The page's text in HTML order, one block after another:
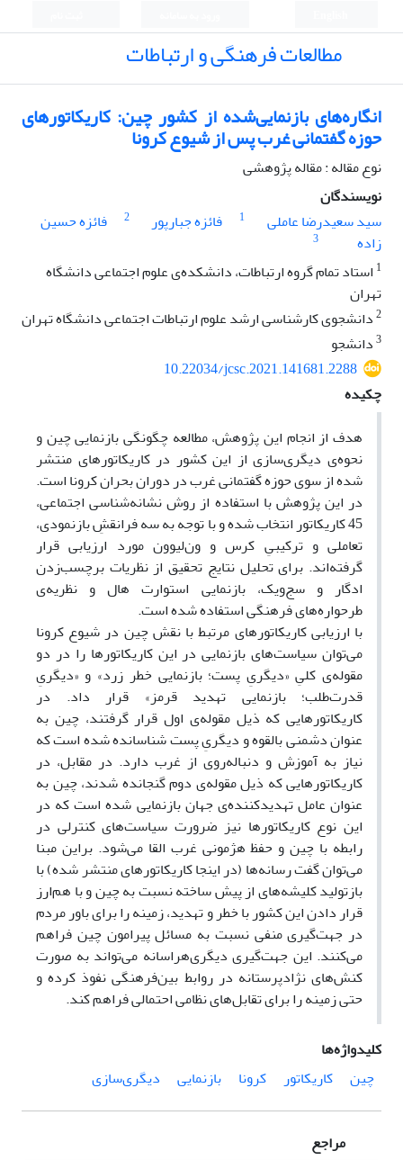
مطالعات فرهنگی و ارتباطات
انگاره‌های بازنمایی‌شده از کشور چین: کاریکاتورهای
حوزه گفتمانی غرب پس از شیوع کرونا
نوع مقاله : مقاله پژوهشی
نویسندگان
سید سعیدرضا عاملی
1 فائزه جبارپور 2
فائزه حسین
زاده
3
1 استاد تمام گروه ارتباطات، دانشکده‌ی علوم اجتماعی دانشگاه
تهران
2دانشجوی کارشناسی ارشد علوم ارتباطات اجتماعی دانشگاه تهران
3دانشجو
10.22034/jcsc.2021.141681.2288
چکیده
هدف از انجام این پژوهش، مطالعه چگونگی بازنمایی چین و
نحوه‌ی دیگری‌سازی از این کشور در کاریکاتورهای منتشر
شده از سوی حوزه گفتمانی غرب در دوران بحران کرونا است.
در این پژوهش با استفاده از روش نشانه‌شناسی اجتماعی،
45 کاریکاتور انتخاب شده و با توجه به سه فرانقشِ بازنمودی،
تعاملی و ترکیبیِ کرس و ون‌لیوون مورد ارزیابی قرار
گرفته‌اند. برای تحلیل نتایج تحقیق از نظریات برچسب‌زدن
ادگار و سج‌ویک، بازنمایی استوارت هال و نظریه‌ی
طرحواره‌های فرهنگی استفاده شده است.
با ارزیابی کاریکاتورهای مرتبط با نقش چین در شیوع کرونا
می‌توان سیاست‌های بازنمایی در این کاریکاتورها را در دو
مقوله‌ی کلیِ «دیگریِ پست؛ بازنمایی خطر زرد» و «دیگریِ
قدرت‌طلب؛ بازنمایی تهدید قرمز» قرار داد. در
کاریکاتورهایی که ذیل مقوله‌ی اول قرار گرفتند، چین به
عنوان دشمنی بالقوه و دیگریِ پست شناسانده شده است که
نیاز به آموزش و دنباله‌روی از غرب دارد. در مقابل، در
کاریکاتورهایی که ذیل مقوله‌ی دوم گنجانده شدند، چین به
عنوان عامل تهدیدکننده‌ی جهان بازنمایی شده است که در
این نوع کاریکاتورها نیز ضرورت سیاست‌های کنترلی در
رابطه با چین و حفظ هژمونی غرب القا می‌شود. براین مبنا
می‌توان گفت رسانه‌ها (در اینجا کاریکاتورهای منتشر شده) با
بازتولید کلیشه‌های از پیش ساخته نسبت به چین و با هم‌ارز
قرار دادن این کشور با خطر و تهدید، زمینه را برای باور مردم
در جهت‌گیری منفی نسبت به مسائل پیرامون چین فراهم
می‌کنند. این‌ جهت‌گیری دیگری‌هراسانه می‌تواند به صورت
کنش‌های نژادپرستانه در روابط بین‌فرهنگی نفوذ کرده و
حتی زمینه را برای تقابل‌های نظامی احتمالی فراهم کند.
کلیدواژه‌ها
چین
کاریکاتور کرونا بازنمایی دیگری‌سازی
مراجع